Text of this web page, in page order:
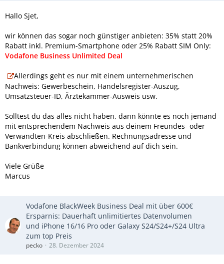
Hallo Sjet,
wir können das sogar noch günstiger anbieten: 35% statt 20%
Rabatt inkl. Premium-Smartphone oder 25% Rabatt SIM Only:
Vodafone Business Unlimited Deal
Allerdings geht es nur mit einem unternehmerischen
Nachweis: Gewerbeschein, Handelsregister-Auszug,
Umsatzsteuer-ID, Ärztekammer-Ausweis usw.
Solltest du das alles nicht haben, dann könnte es noch jemand
mit entsprechendem Nachweis aus deinem Freundes- oder
Verwandten-Kreis abschließen. Rechnungsadresse und
Bankverbindung können abweichend auf dich sein.
Viele Grüße
Marcus
Vodafone BlackWeek Business Deal mit über 600€
Ersparnis: Dauerhaft unlimitiertes Datenvolumen
und iPhone 16/16 Pro oder Galaxy S24/S24+/S24 Ultra
zum top Preis
pecko 28. Dezember 2024